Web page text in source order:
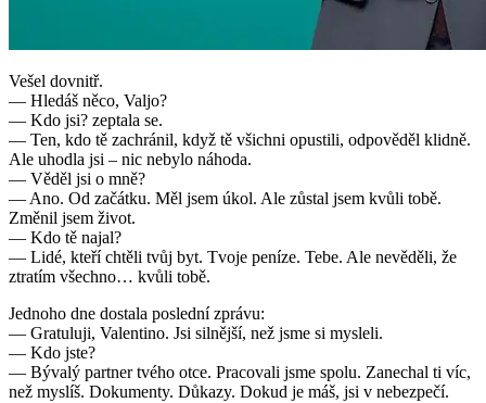
Vešel dovnitř.
— Hledáš něco, Valjo?
— Kdo jsi? zeptala se.
— Ten, kdo tě zachránil, když tě všichni opustili, odpověděl klidně.
Ale uhodla jsi – nic nebylo náhoda.
— Věděl jsi o mně?
— Ano. Od začátku. Měl jsem úkol. Ale zůstal jsem kvůli tobě.
Změnil jsem život.
— Kdo tě najal?
— Lidé, kteří chtěli tvůj byt. Tvoje peníze. Tebe. Ale nevěděli, že
ztratím všechno… kvůli tobě.
Jednoho dne dostala poslední zprávu:
— Gratuluji, Valentino. Jsi silnější, než jsme si mysleli.
— Kdo jste?
— Bývalý partner tvého otce. Pracovali jsme spolu. Zanechal ti víc,
než myslíš. Dokumenty. Důkazy. Dokud je máš, jsi v nebezpečí.